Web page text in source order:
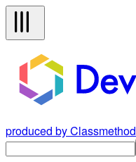
produced by Classmethod